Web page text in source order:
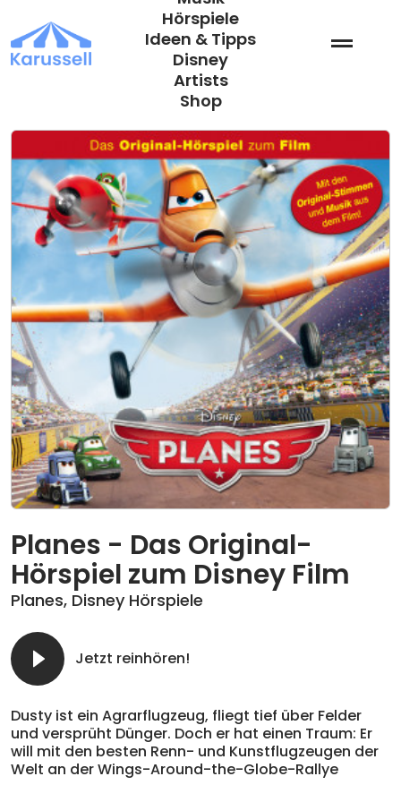
Inhalt
springen
Hörspiele
Ideen & Tipps
Disney
Artists
Shop
Planes - Das Original-
Hörspiel zum Disney Film
Planes, Disney Hörspiele
Jetzt reinhören!
Dusty ist ein Agrarflugzeug, fliegt tief über Felder
und versprüht Dünger. Doch er hat einen Traum: Er
will mit den besten Renn- und Kunstflugzeugen der
Welt an der Wings-Around-the-Globe-Rallye